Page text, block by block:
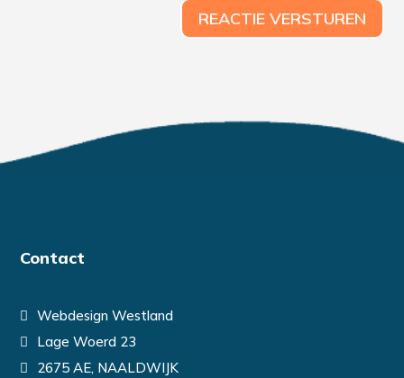
REACTIE VERSTUREN
Contact
Webdesign Westland
Lage Woerd 23
2675 AE, NAALDWIJK